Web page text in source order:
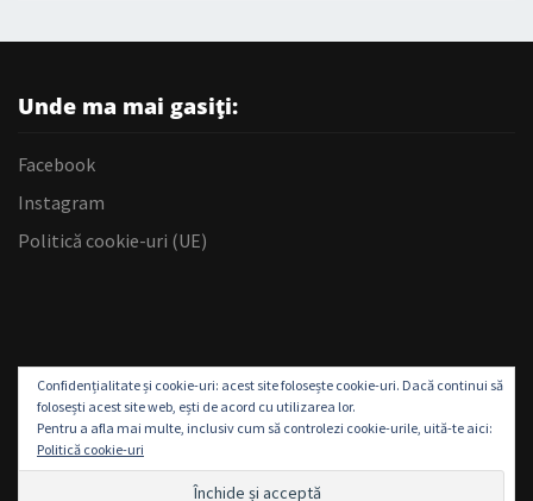
Unde ma mai gasiți:
Facebook
Instagram
Politică cookie-uri (UE)
Confidențialitate și cookie-uri: acest site folosește cookie-uri. Dacă continui să
folosești acest site web, ești de acord cu utilizarea lor.
Pentru a afla mai multe, inclusiv cum să controlezi cookie-urile, uită-te aici:
Politică cookie-uri